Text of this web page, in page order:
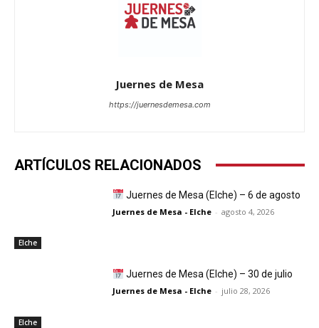
Juernes de Mesa
https://juernesdemesa.com
ARTÍCULOS RELACIONADOS
Elche
Juernes de Mesa (Elche) – 6 de agosto
Juernes de Mesa - Elche - agosto 4, 2026
Elche
Juernes de Mesa (Elche) – 30 de julio
Juernes de Mesa - Elche - julio 28, 2026